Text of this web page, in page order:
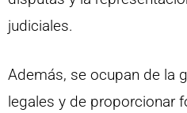
judiciales.
Además, se ocupan de la
legales y de proporcionar